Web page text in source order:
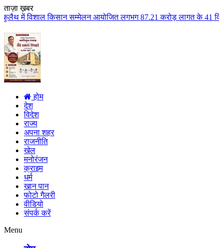
ताज़ा ख़बर
आयोजित लगभग 87.21 करोड़ लागत के 41 विकास कार्यों का किया
होम
देश
विदेश
राज्य
अपना शहर
राजनीति
खेल
मनोरंजन
क्राइम
धर्म
खान पान
फोटो गैलरी
वीडियो
संपर्क करें
Menu